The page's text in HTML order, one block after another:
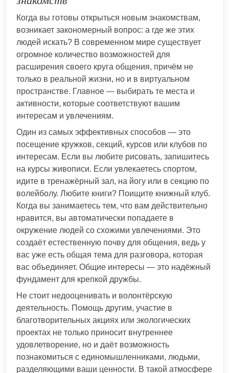
Когда вы готовы открыться новым знакомствам,
возникает закономерный вопрос: а где же этих
людей искать? В современном мире существует
огромное количество возможностей для
расширения своего круга общения, причём не
только в реальной жизни, но и в виртуальном
пространстве. Главное — выбирать те места и
активности, которые соответствуют вашим
интересам и увлечениям.
Один из самых эффективных способов — это
посещение кружков, секций, курсов или клубов по
интересам. Если вы любите рисовать, запишитесь
на курсы живописи. Если увлекаетесь спортом,
идите в тренажёрный зал, на йогу или в секцию по
волейболу. Любите книги? Поищите книжный клуб.
Когда вы занимаетесь тем, что вам действительно
нравится, вы автоматически попадаете в
окружение людей со схожими увлечениями. Это
создаёт естественную почву для общения, ведь у
вас уже есть общая тема для разговора, которая
вас объединяет. Общие интересы — это надёжный
фундамент для крепкой дружбы.
Не стоит недооценивать и волонтёрскую
деятельность. Помощь другим, участие в
благотворительных акциях или экологических
проектах не только приносит внутреннее
удовлетворение, но и даёт возможность
познакомиться с единомышленниками, людьми,
разделяющими ваши ценности. В такой атмосфере